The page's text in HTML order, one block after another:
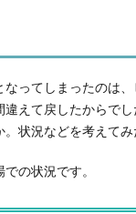
ってしまったのは
えて戻したからで
状況などを考えてみ
の状況です。